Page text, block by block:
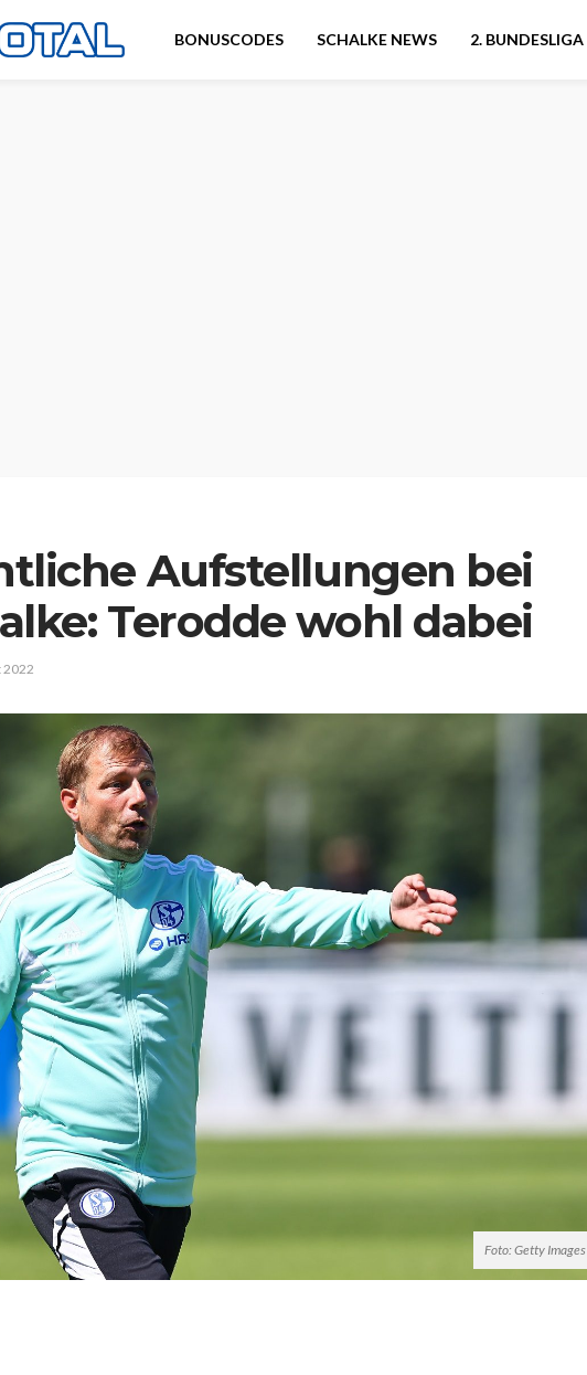
BONUSCODES SCHALKE NEWS 2. BUNDESLIGA
Aufstellungen bei
Terodde wohl dabei
2022
Foto: Getty Images